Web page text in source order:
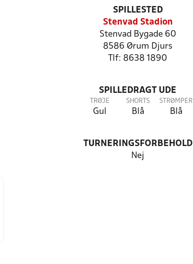
SPILLESTED
Stenvad Stadion
Stenvad Bygade 60
8586 Ørum Djurs
Tlf: 8638 1890
SPILLEDRAGT UDE
TRØJE
Gul
SHORTS
Blå
STRØMPER
Blå
TURNERINGSFORBEHOLD
Nej